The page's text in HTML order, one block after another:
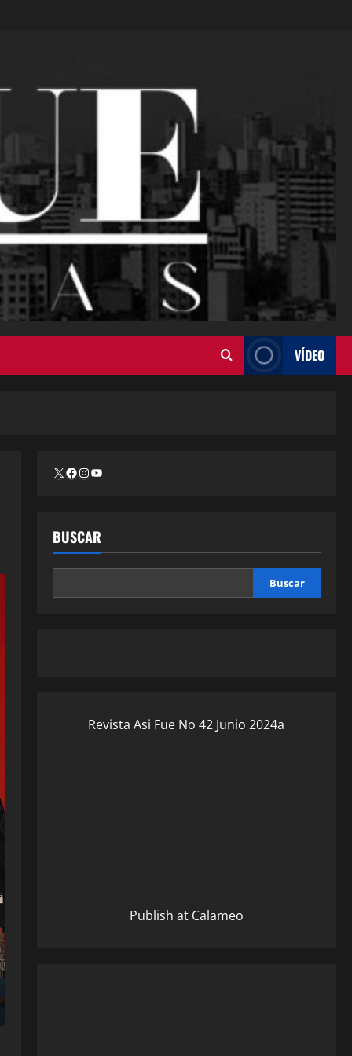
VÍDEO
BUSCAR
Buscar
Revista Asi Fue No 42 Junio 2024a
Publish at Calameo